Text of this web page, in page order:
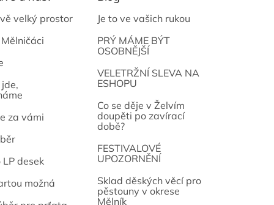
velký prostor
za vámi
desek
možná
Je to ve vašich rukou
PRÝ MÁME BÝT
OSOBNĚJŠÍ
VELETRŽNÍ SLEVA NA
ESHOPU
Co se děje v Želvím
doupěti po zavírací
době?
FESTIVALOVÉ
UPOZORNĚNÍ
Sklad děských věcí pro
pěstouny v okrese
Mělník